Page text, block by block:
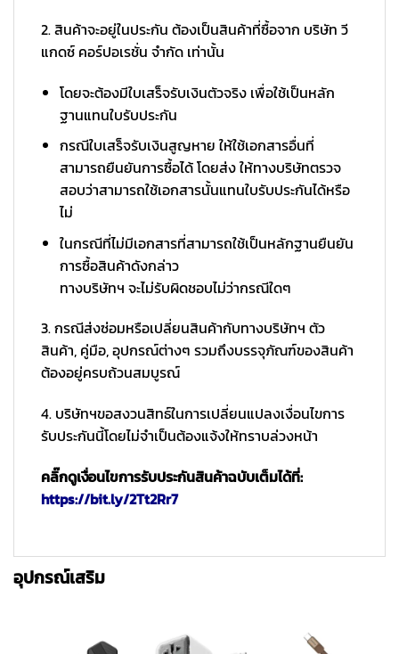
2. สินค้าจะอยู่ในประกัน ต้องเป็นสินค้าที่ซื้อจาก บริษัท วี
แกดซ์ คอร์ปอเรชั่น จำกัด เท่านั้น
โดยจะต้องมีใบเสร็จรับเงินตัวจริง เพื่อใช้เป็นหลัก
ฐานแทนใบรับประกัน
กรณีใบเสร็จรับเงินสูญหาย ให้ใช้เอกสารอื่นที่
สามารถยืนยันการซื้อได้ โดยส่ง ให้ทางบริษัทตรวจ
สอบว่าสามารถใช้เอกสารนั้นแทนใบรับประกันได้หรือ
ไม่
ในกรณีที่ไม่มีเอกสารที่สามารถใช้เป็นหลักฐานยืนยัน
การซื้อสินค้าดังกล่าว
ทางบริษัทฯ จะไม่รับผิดชอบไม่ว่ากรณีใดๆ
3. กรณีส่งซ่อมหรือเปลี่ยนสินค้ากับทางบริษัทฯ ตัว
สินค้า, คู่มือ, อุปกรณ์ต่างๆ รวมถึงบรรจุภัณฑ์ของสินค้า
ต้องอยู่ครบถ้วนสมบูรณ์
4. บริษัทฯขอสงวนสิทธ์ในการเปลี่ยนแปลงเงื่อนไขการ
รับประกันนี้โดยไม่จำเป็นต้องแจ้งให้ทราบล่วงหน้า
คลิ๊กดูเงื่อนไขการรับประกันสินค้าฉบับเต็มได้ที่:
https://bit.ly/2Tt2Rr7
อุปกรณ์เสริม